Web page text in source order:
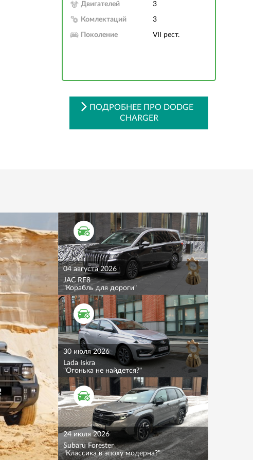
Двигателей 3
Комлектаций 3
Поколение VII рест.
ПОДРОБНЕЕ ПРО DODGE
CHARGER
ТЕСТ ДРАЙВ
04 августа 2026
JAC RF8
"Корабль для дороги"
ТЕСТ ДРАЙВ
30 июля 2026
Lada Iskra
"Огонька не найдется?"
ТЕСТ ДРАЙВ
24 июля 2026
Subaru Forester
"Классика в эпоху модерна?"